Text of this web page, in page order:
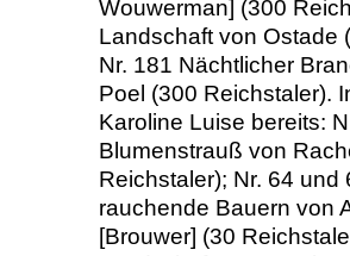
Wouwerman] (300
Landschaft von Ostade
Nr. 181 Nächtlicher
Poel (300 Reichstaler).
Karoline Luise bereits:
Blumenstrauß von
Reichstaler); Nr. 64 und
rauchende Bauern von
[Brouwer] (30